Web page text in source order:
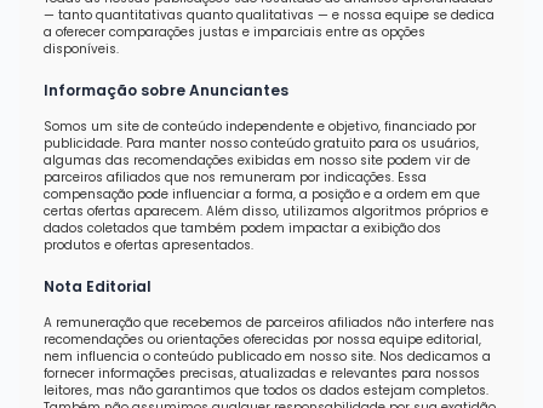
— tanto quantitativas quanto qualitativas — e nossa equipe se dedica
a oferecer comparações justas e imparciais entre as opções
disponíveis.
Informação sobre Anunciantes
Somos um site de conteúdo independente e objetivo, financiado por
publicidade. Para manter nosso conteúdo gratuito para os usuários,
algumas das recomendações exibidas em nosso site podem vir de
parceiros afiliados que nos remuneram por indicações. Essa
compensação pode influenciar a forma, a posição e a ordem em que
certas ofertas aparecem. Além disso, utilizamos algoritmos próprios e
dados coletados que também podem impactar a exibição dos
produtos e ofertas apresentados.
Nota Editorial
A remuneração que recebemos de parceiros afiliados não interfere nas
recomendações ou orientações oferecidas por nossa equipe editorial,
nem influencia o conteúdo publicado em nosso site. Nos dedicamos a
fornecer informações precisas, atualizadas e relevantes para nossos
leitores, mas não garantimos que todos os dados estejam completos.